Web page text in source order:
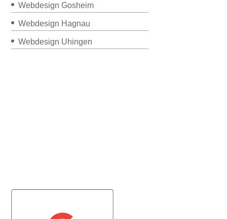
Webdesign Gosheim
Webdesign Hagnau
Webdesign Uhingen